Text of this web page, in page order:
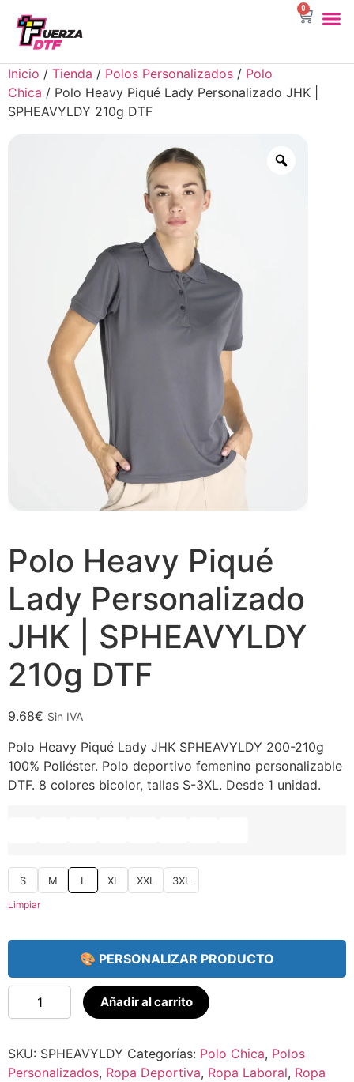
0
Inicio / Tienda / Polos Personalizados / Polo
Chica / Polo Heavy Piqué Lady Personalizado JHK |
SPHEAVYLDY 210g DTF
Polo Heavy Piqué
Lady Personalizado
JHK | SPHEAVYLDY
210g DTF
9.68€ Sin IVA
Polo Heavy Piqué Lady JHK SPHEAVYLDY 200-210g
100% Poliéster. Polo deportivo femenino personalizable
DTF. 8 colores bicolor, tallas S-3XL. Desde 1 unidad.
S M L XL XXL 3XL
Limpiar
🎨 PERSONALIZAR PRODUCTO
Añadir al carrito
SKU: SPHEAVYLDY Categorías: Polo Chica, Polos
Personalizados, Ropa Deportiva, Ropa Laboral, Ropa